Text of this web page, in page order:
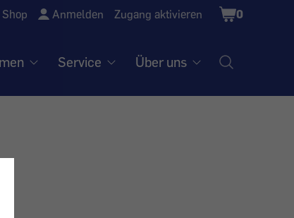
Shop Anmelden Zugang aktivieren
Shopping
Cart
0
Service Über uns